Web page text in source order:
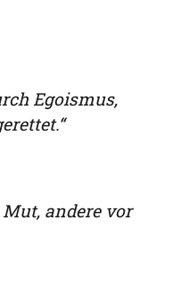
Egoismus,
andere vor